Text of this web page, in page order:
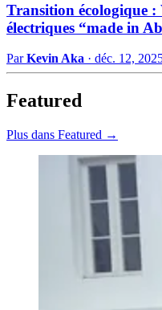
Transition écologique :
électriques “made in
ParKevin Aka · déc. 12,
Featured
Plus dans Featured →